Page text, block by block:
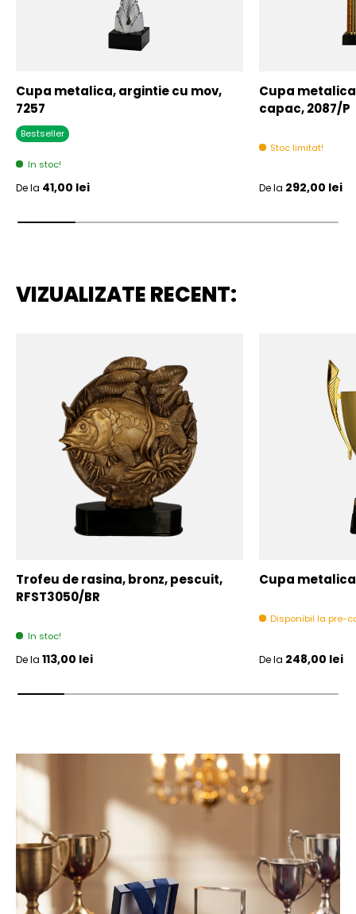
Cupa metalica, argintie cu mov,
7257
Bestseller
In stoc!
Pret initial
De la 41,00 lei
Cupa
capac, 2087/P
Stoc limitat!
Pret initial
De la 292,00 lei
VIZUALIZATE RECENT:
Trofeu de rasina, bronz, pescuit,
RFST3050/BR
In stoc!
Pret initial
De la 113,00 lei
Cupa
Disponibil la pre-
Pret initial
De la 248,00 lei